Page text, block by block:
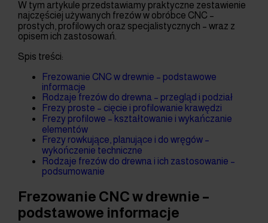
W tym artykule przedstawiamy praktyczne zestawienie
najczęściej używanych frezów w obróbce CNC –
prostych, profilowych oraz specjalistycznych – wraz z
opisem ich zastosowań.
Spis treści:
Frezowanie CNC w drewnie – podstawowe
informacje
Rodzaje frezów do drewna – przegląd i podział
Frezy proste – cięcie i profilowanie krawędzi
Frezy profilowe – kształtowanie i wykańczanie
elementów
Frezy rowkujące, planujące i do wręgów –
wykończenie techniczne
Rodzaje frezów do drewna i ich zastosowanie –
podsumowanie
Frezowanie CNC w drewnie –
podstawowe informacje